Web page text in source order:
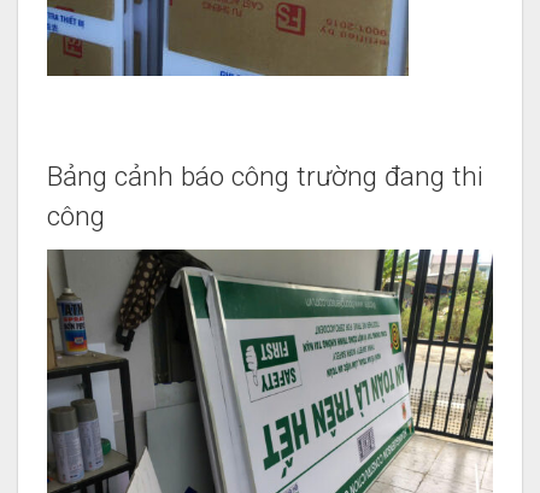
Bảng cảnh báo công trường đang thi
công